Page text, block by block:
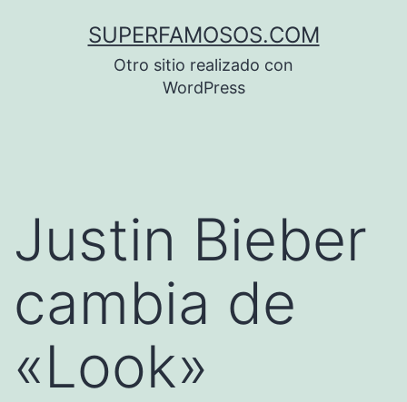
SUPERFAMOSOS.COM
Otro sitio realizado con
WordPress
Justin Bieber
cambia de
«Look»